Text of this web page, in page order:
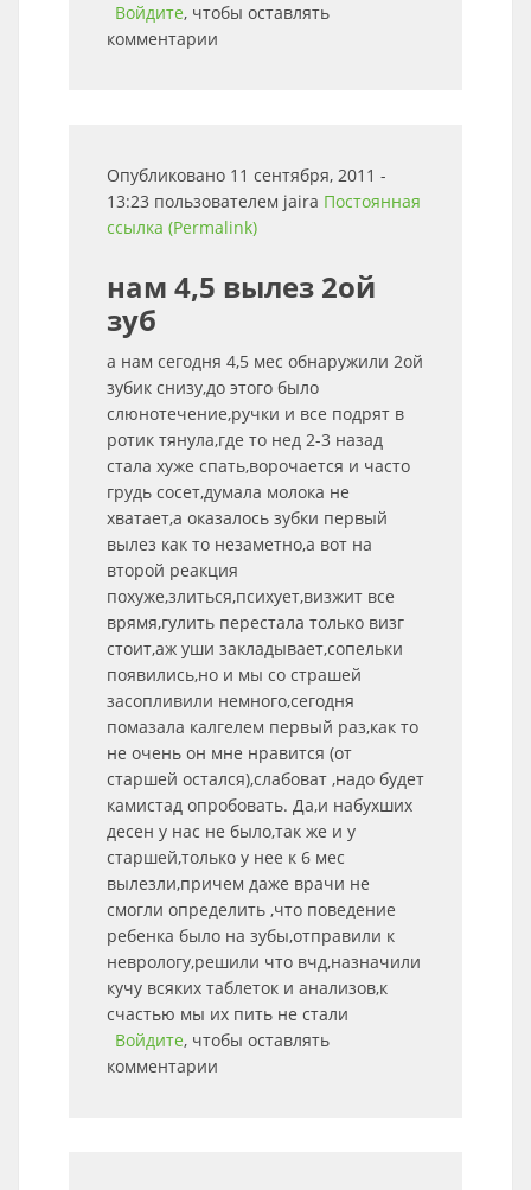
Войдите, чтобы оставлять
комментарии
Опубликовано 11 сентября, 2011 -
13:23 пользователем jaira Постоянная
ссылка (Permalink)
нам 4,5 вылез 2ой
зуб
а нам сегодня 4,5 мес обнаружили 2ой
зубик снизу,до этого было
слюнотечение,ручки и все подрят в
ротик тянула,где то нед 2-3 назад
стала хуже спать,ворочается и часто
грудь сосет,думала молока не
хватает,а оказалось зубки первый
вылез как то незаметно,а вот на
второй реакция
похуже,злиться,психует,визжит все
врямя,гулить перестала только визг
стоит,аж уши закладывает,сопельки
появились,но и мы со страшей
засопливили немного,сегодня
помазала калгелем первый раз,как то
не очень он мне нравится (от
старшей остался),слабоват ,надо будет
камистад опробовать. Да,и набухших
десен у нас не было,так же и у
старшей,только у нее к 6 мес
вылезли,причем даже врачи не
смогли определить ,что поведение
ребенка было на зубы,отправили к
неврологу,решили что вчд,назначили
кучу всяких таблеток и анализов,к
счастью мы их пить не стали
Войдите, чтобы оставлять
комментарии